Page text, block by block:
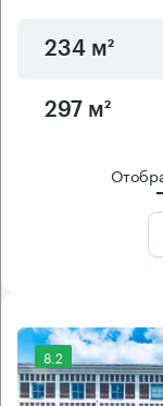
234 м²
297 м²
8.2